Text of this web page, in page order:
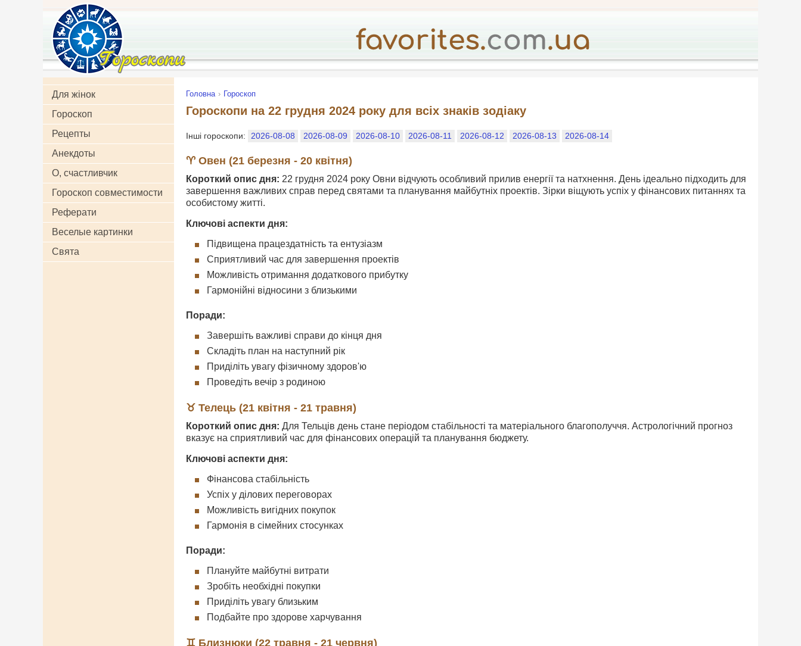
Для жінок
Гороскоп
Рецепты
Анекдоты
О, счастливчик
Гороскоп совместимости
Реферати
Веселые картинки
Свята
Головна Гороскоп
Гороскопи на 22 грудня 2024 року для всіх знаків зодіаку
Інші гороскопи: 2026-08-08 2026-08-09 2026-08-10 2026-08-11 2026-08-12 2026-08-13 2026-08-14
♈ Овен (21 березня - 20 квітня)
Короткий опис дня: 22 грудня 2024 року Овни відчують особливий прилив енергії та натхнення. День ідеально підходить для
завершення важливих справ перед святами та планування майбутніх проектів. Зірки віщують успіх у фінансових питаннях та
особистому житті.
Ключові аспекти дня:
Підвищена працездатність та ентузіазм
Сприятливий час для завершення проектів
Можливість отримання додаткового прибутку
Гармонійні відносини з близькими
Поради:
Завершіть важливі справи до кінця дня
Складіть план на наступний рік
Приділіть увагу фізичному здоров'ю
Проведіть вечір з родиною
♉ Телець (21 квітня - 21 травня)
Короткий опис дня: Для Тельців день стане періодом стабільності та матеріального благополуччя. Астрологічний прогноз
вказує на сприятливий час для фінансових операцій та планування бюджету.
Ключові аспекти дня:
Фінансова стабільність
Успіх у ділових переговорах
Можливість вигідних покупок
Гармонія в сімейних стосунках
Поради:
Плануйте майбутні витрати
Зробіть необхідні покупки
Приділіть увагу близьким
Подбайте про здорове харчування
♊ Близнюки (22 травня - 21 червня)